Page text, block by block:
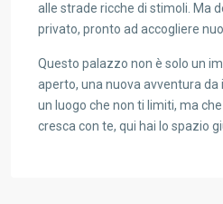
alle strade ricche di stimoli. Ma
privato, pronto ad accogliere
Questo palazzo non è solo un
aperto, una nuova avventura da
un luogo che non ti limiti, ma
cresca con te, qui hai lo spazio